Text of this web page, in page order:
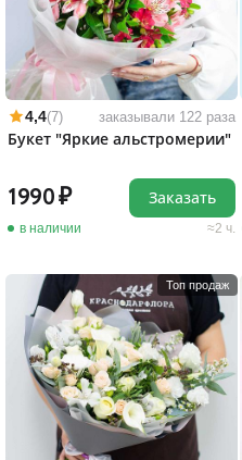
4,4(7) заказывали 122 раза
Букет "Яркие альстромерии"
1990
в наличии 2 ч.
Заказать
Топ продаж